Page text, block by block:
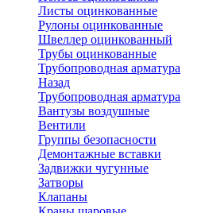
Листы оцинкованные
Рулоны оцинкованные
Швеллер оцинкованный
Трубы оцинкованные
Трубопроводная арматура
Назад
Трубопроводная арматура
Вантузы воздушные
Вентили
Группы безопасности
Демонтажные вставки
Задвижки чугунные
Затворы
Клапаны